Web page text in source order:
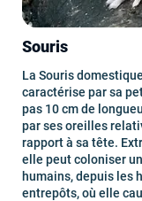
Souris
La Souris
caractérise par sa
pas 10 cm de
par ses oreilles
rapport à sa tête.
elle peut coloniser
humains, depuis les
entrepôts, où elle